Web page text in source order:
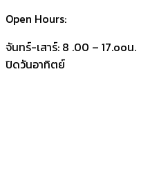
Open Hours:
จันทร์-เสาร์: 8 .00 – 17.ooน.
ปิดวันอาทิตย์